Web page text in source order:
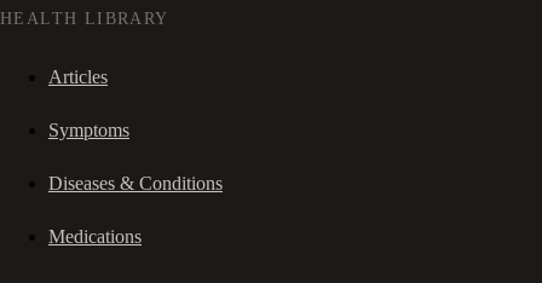
HEALTH LIBRARY
Articles
Symptoms
Diseases & Conditions
Medications